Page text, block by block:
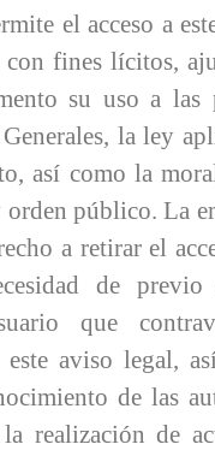
el acceso a
fines lícitos,
su uso a las
la ley
así como la
público. La
a retirar el
de previo
que
este aviso legal,
de las
la realización de